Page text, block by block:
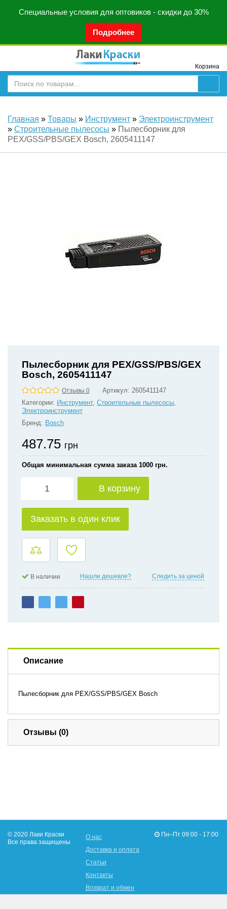
Специальные условия для оптовиков - скидки до 30%
Подробнее
Корзина
Главная » Товары » Инструмент » Электроинструмент
» Строительные пылесосы » Пылесборник для
PEX/GSS/PBS/GEX Bosch, 2605411147
Пылесборник для PEX/GSS/PBS/GEX
Bosch, 2605411147
Отзывы 0 Артикул: 2605411147
Категории: Инструмент, Строительные пылесосы,
Электроинструмент
Бренд: Bosch
487.75 грн
Общая минимальная сумма заказа 1000 грн.
В корзину
Заказать в один клик
В наличии Нашли дешевле? Следить за ценой
Описание
Пылесборник для PEX/GSS/PBS/GEX Bosch
Отзывы (0)
© 2020 Лаки Краски
Все права защищены
О нас
Доставка и оплата
Статьи
Контакты
Возврат и обмен
Пн–Пт 09:00 - 17:00